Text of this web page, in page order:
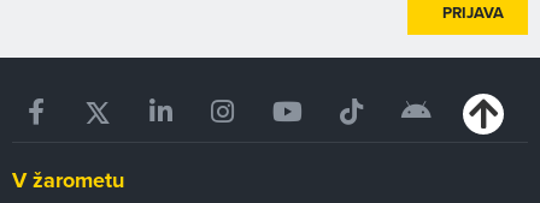
PRIJAVA
V žarometu